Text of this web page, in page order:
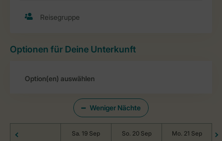
Optionen für Deine Unterkunft
Weniger Nächte
Sa. 19 Sep So. 20 Sep Mo. 21 Sep